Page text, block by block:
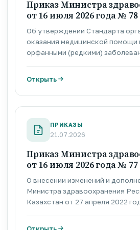
Приказ Министра
от 16 июля 2026 года № 78
Об утверждении Стандарта
оказания медицинской помощи
орфанными (редкими)
Открыть
ПРИКАЗЫ
21.07.2026
Приказ Министра
от 16 июля 2026 года № 77
О внесении изменений и
Министра здравоохранения
Казахстан от 27 апреля 2022
Открыть